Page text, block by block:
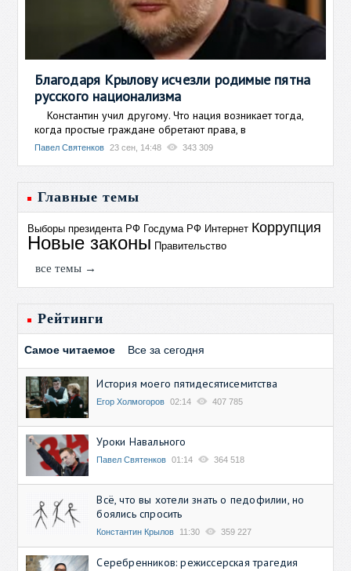
Благодаря Крылову исчезли родимые пятна
русского национализма
Константин учил другому. Что нация возникает тогда,
когда простые граждане обретают права, в
Павел Святенков 23 сен, 14:48 343 309
Главные темы
Выборы президента РФ Госдума РФ Интернет Коррупция
Новые законы Правительство
все темы →
Рейтинги
Самое читаемое Все за сегодня
История моего пятидесятисемитства
Егор Холмогоров 02:14 407 785
Уроки Навального
Павел Святенков 01:14 364 518
Всё, что вы хотели знать о педофилии, но
боялись спросить
Константин Крылов 11:30 359 227
Серебренников: режиссерская трагедия